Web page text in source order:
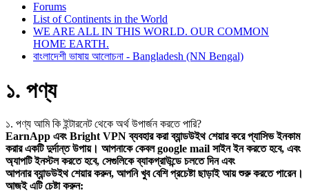
Forums
List of Continents in the World
WE ARE ALL IN THIS WORLD. OUR COMMON
HOME EARTH.
বাংলাদেশী ভাষায় আলোচনা - Bangladesh (NN Bengal)
১. পণ্য
১. পণ্য আমি কি ইন্টারনেট থেকে অর্থ উপার্জন করতে পারি?
EarnApp এবং Bright VPN ব্যবহার করা ব্যান্ডউইথ শেয়ার করে প্যাসিভ ইনকাম
করার একটি দুর্দান্ত উপায়। আপনাকে কেবল google mail সাইন ইন করতে হবে, এবং
অ্যাপটি ইনস্টল করতে হবে, সেগুলিকে ব্যাকগ্রাউন্ডে চলতে দিন এবং
আপনার ব্যান্ডউইথ শেয়ার করুন, আপনি খুব বেশি প্রচেষ্টা ছাড়াই আয় শুরু করতে পারেন।
আজই এটি চেষ্টা করুন: